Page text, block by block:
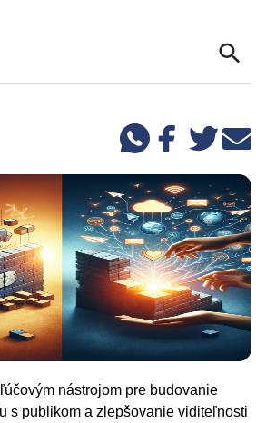
nástrojom pre budovanie
s publikom a zlepšovanie viditeľnosti